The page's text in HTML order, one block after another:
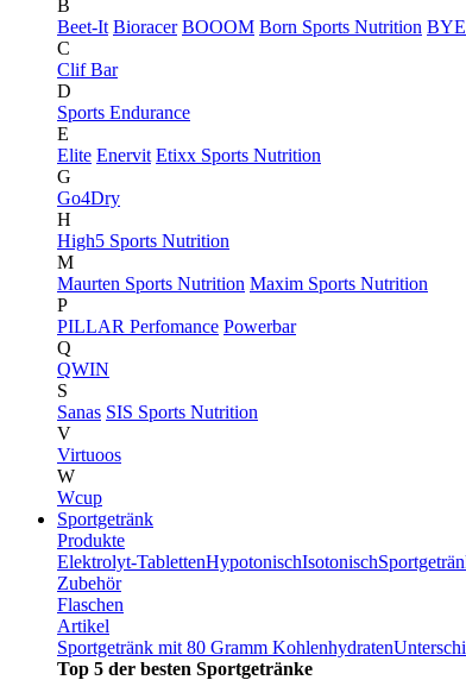
B
Beet-It Bioracer BOOOM Born Sports Nutrition
C
Clif Bar
D
Sports Endurance
E
Elite Enervit Etixx Sports Nutrition
G
Go4Dry
H
High5 Sports Nutrition
M
Maurten Sports Nutrition Maxim Sports Nutrition
P
PILLAR Perfomance Powerbar
Q
QWIN
S
Sanas SIS Sports Nutrition
V
Virtuoos
W
Wcup
Sportgetränk
Produkte
Elektrolyt-TablettenHypotonischIsotonisch
Zubehör
Flaschen
Artikel
Sportgetränk mit 80 Gramm Kohlenhydraten
Top 5 der besten Sportgetränke